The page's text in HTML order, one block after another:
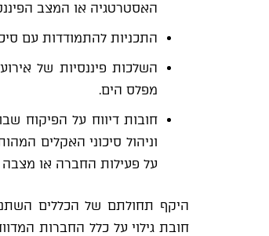
האסטרטגיה או המצב
התכניות להתמודדות עם
השלכות פיננסיות של
מפלס הים.
חובות דיווח על הפיקוח
וניהול סיכוני האקלים
על פעילות החברה או מצבה
חובת גילוי על כלל החברות